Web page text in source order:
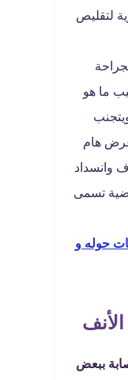
لتقليص
ما هو
غرض هام
وانسداد
تسمى
حوله و
ببعض